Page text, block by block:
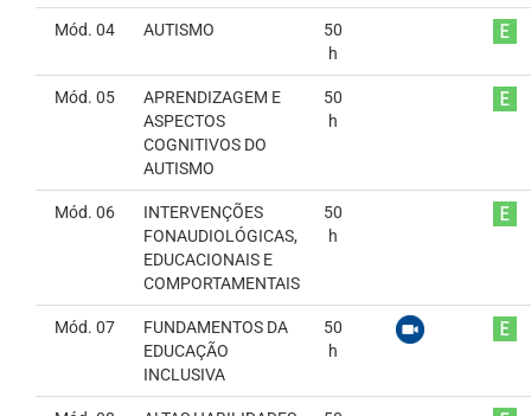
Mód. 04 AUTISMO
50
h
Mód. 05
APRENDIZAGEM E
ASPECTOS
COGNITIVOS DO
AUTISMO
50
h
Mód. 06
INTERVENÇÕES
FONAUDIOLÓGICAS,
EDUCACIONAIS E
COMPORTAMENTAIS
50
h
Mód. 07
FUNDAMENTOS DA
EDUCAÇÃO
INCLUSIVA
50
h